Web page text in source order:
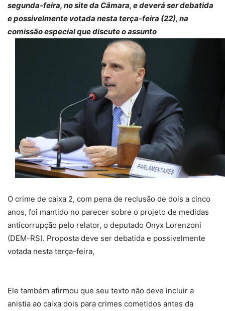
segunda-feira, no site da Câmara, e deverá ser debatida
e possivelmente votada nesta terça-feira (22), na
comissão especial que discute o assunto
O crime de caixa 2, com pena de reclusão de dois a cinco
anos, foi mantido no parecer sobre o projeto de medidas
anticorrupção pelo relator, o deputado Onyx Lorenzoni
(DEM-RS). Proposta deve ser debatida e possivelmente
votada nesta terça-feira,
Ele também afirmou que seu texto não deve incluir a
anistia ao caixa dois para crimes cometidos antes da